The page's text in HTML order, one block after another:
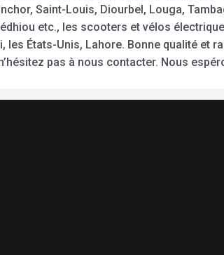
Saint-Louis, Diourbel, Louga,
etc., les scooters et vélos
les États-Unis, Lahore. Bonne qualité
pas à nous contacter. Nous